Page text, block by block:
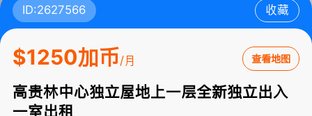
ID:2627566 收藏
$1250加币/月 查看地图
高贵林中心独立屋地上一层全新独立出入
一室出租